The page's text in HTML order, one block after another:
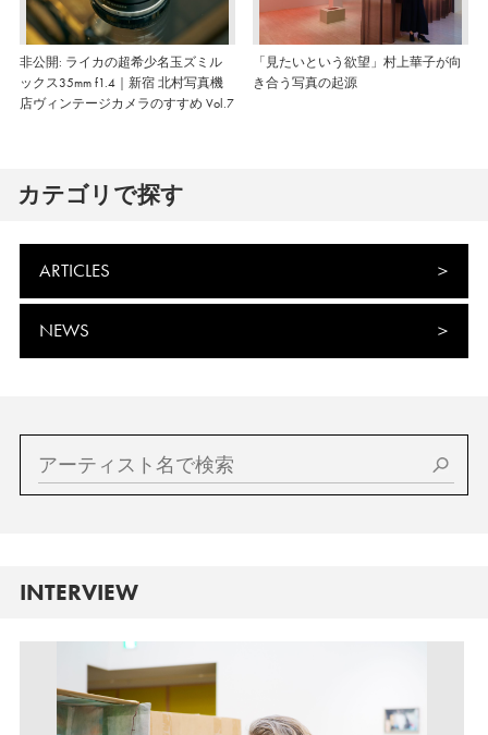
非公開: ライカの超希少名玉ズミル
ックス35mm f1.4｜新宿 北村写真機
店ヴィンテージカメラのすすめ Vol.7
「見たいという欲望」村上華子が向
き合う写真の起源
カテゴリで探す
ARTICLES
NEWS
INTERVIEW